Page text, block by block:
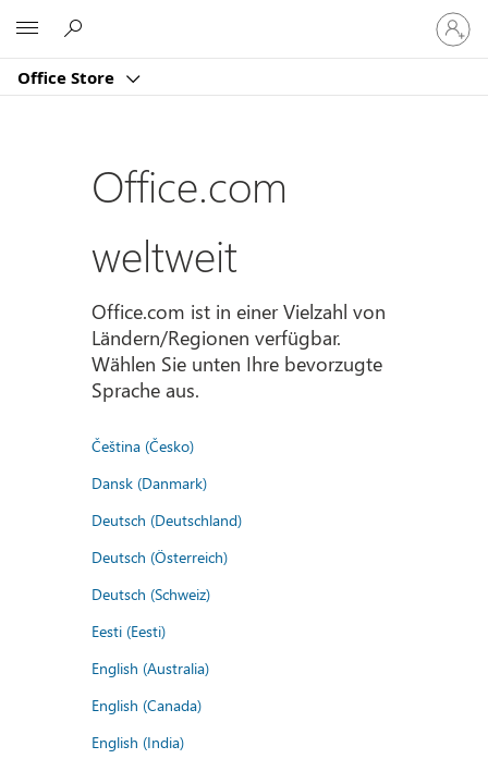
Office Store
Bei
Ihrem
Konto
Office.com
weltweit
Office.com ist in einer Vielzahl von
Ländern/Regionen verfügbar.
Wählen Sie unten Ihre bevorzugte
Sprache aus.
Čeština (Česko)
Dansk (Danmark)
Deutsch (Deutschland)
Deutsch (Österreich)
Deutsch (Schweiz)
Eesti (Eesti)
English (Australia)
English (Canada)
English (India)